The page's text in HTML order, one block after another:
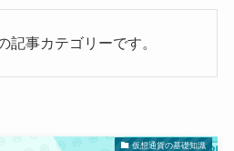
記事カテゴリーです。
仮想通貨の基礎知識